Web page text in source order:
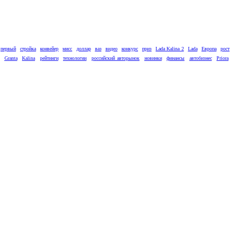
первый стройка конвейер мисс доллар ваз видео конкурс приз Lada Kalina 2 Lada Европа
рост
Granta Kalina рейтинги технологии российский авторынок новинки финансы автобизнес
Priora